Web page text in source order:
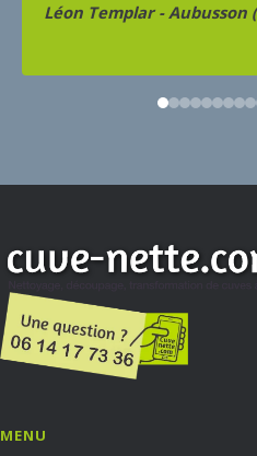
Maryse ISOARD - Marseille
MENU